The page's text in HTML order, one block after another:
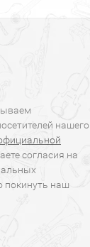
нашего
согласия на
покинуть наш